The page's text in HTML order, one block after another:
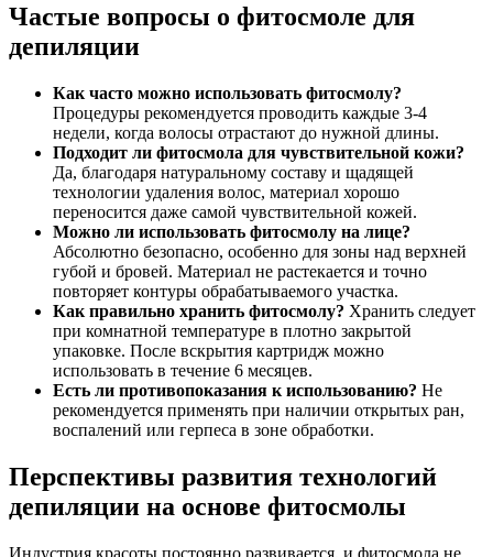
Частые вопросы о фитосмоле для
депиляции
Как часто можно использовать фитосмолу?
Процедуры рекомендуется проводить каждые 3-4
недели, когда волосы отрастают до нужной длины.
Подходит ли фитосмола для чувствительной кожи?
Да, благодаря натуральному составу и щадящей
технологии удаления волос, материал хорошо
переносится даже самой чувствительной кожей.
Можно ли использовать фитосмолу на лице?
Абсолютно безопасно, особенно для зоны над верхней
губой и бровей. Материал не растекается и точно
повторяет контуры обрабатываемого участка.
Как правильно хранить фитосмолу? Хранить следует
при комнатной температуре в плотно закрытой
упаковке. После вскрытия картридж можно
использовать в течение 6 месяцев.
Есть ли противопоказания к использованию? Не
рекомендуется применять при наличии открытых ран,
воспалений или герпеса в зоне обработки.
Перспективы развития технологий
депиляции на основе фитосмолы
Индустрия красоты постоянно развивается, и фитосмола не